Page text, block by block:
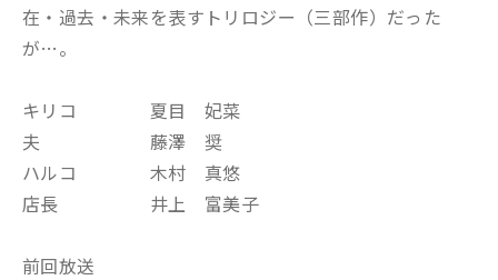
在・過去・未来を表すトリロジー（三部作）だった
が…。
キリコ 夏目 妃菜
夫 藤澤 奨
ハルコ 木村 真悠
店長 井上 富美子
前回放送